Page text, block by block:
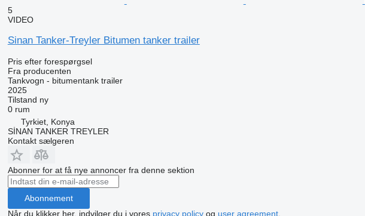
5
VIDEO
Sinan Tanker-Treyler Bitumen tanker trailer
Pris efter forespørgsel
Fra producenten
Tankvogn - bitumentank trailer
2025
Tilstand ny
0 rum
Tyrkiet, Konya
SİNAN TANKER TREYLER
Kontakt sælgeren
Abonner for at få nye annoncer fra denne sektion
Abonnement
Når du klikker her, indvilger du i vores privacy policyog user agreement.